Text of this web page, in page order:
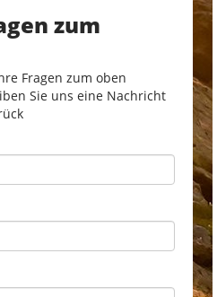
zum
Fragen zum oben
Sie uns eine Nachricht